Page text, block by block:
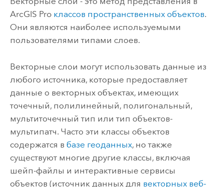
ArcGIS Pro классов пространственных объектов.
Они являются наиболее используемыми
пользователями типами слоев.
Векторные слои могут использовать данные из
любого источника, которые предоставляет
данные о векторных объектах, имеющих
точечный, полилинейный, полигональный,
мультиточечный тип или тип объектов-
мультипатч. Часто эти классы объектов
содержатся в базе геоданных, но также
существуют многие другие классы, включая
шейп-файлы и интерактивные сервисы
объектов (источник данных для векторных веб-